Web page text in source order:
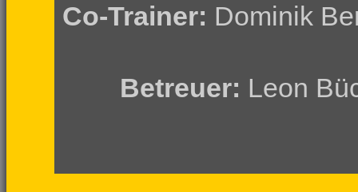
Co-Trainer: Dominik
Betreuer: Leon